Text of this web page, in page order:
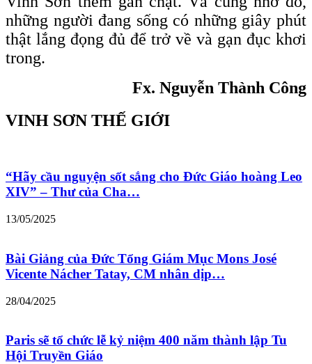
những người đang sống có những giây phút
thật lắng đọng đủ để trở về và gạn đục khơi
trong.
Fx. Nguyễn Thành Công
VINH SƠN THẾ GIỚI
“Hãy cầu nguyện sốt sắng cho Đức Giáo hoàng Leo
XIV” – Thư của Cha…
13/05/2025
Bài Giảng của Đức Tổng Giám Mục Mons José
Vicente Nácher Tatay, CM nhân dịp…
28/04/2025
Paris sẽ tổ chức lễ kỷ niệm 400 năm thành lập Tu
Hội Truyền Giáo